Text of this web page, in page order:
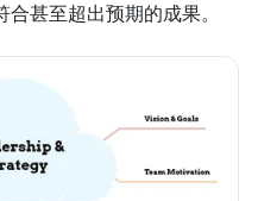
甚至超出预期的成果。